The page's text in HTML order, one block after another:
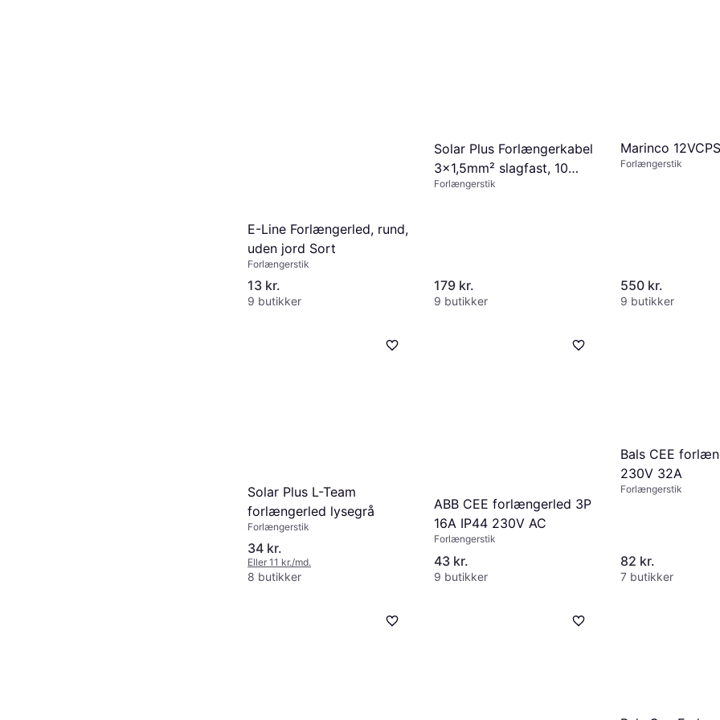
E-Line Forlængerled, rund,
uden jord Sort
Forlængerstik
13 kr.
9 butikker
Solar Plus Forlængerkabel
3x1,5mm² slagfast, 10
meter
Forlængerstik
179 kr.
9 butikker
Marinco
Forlængerstik
550 kr.
9 butikker
Solar Plus L-Team
forlængerled lysegrå
Forlængerstik
34 kr.
Eller 11 kr./md.
8 butikker
ABB CEE forlængerled 3P
16A IP44 230V AC
Forlængerstik
43 kr.
9 butikker
Bals CEE
230V 32A
Forlængerstik
82 kr.
7 butikker